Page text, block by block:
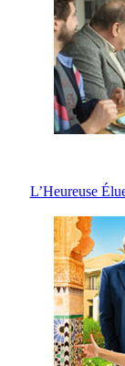
L’Heureuse